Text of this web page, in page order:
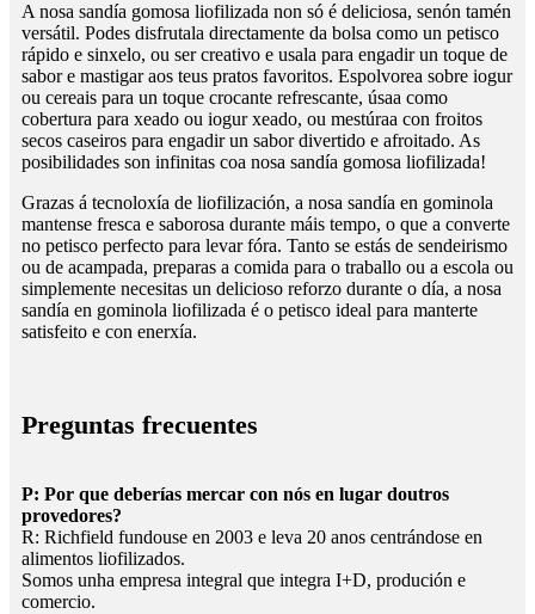
A nosa sandía gomosa liofilizada non só é deliciosa, senón tamén
versátil. Podes disfrutala directamente da bolsa como un petisco
rápido e sinxelo, ou ser creativo e usala para engadir un toque de
sabor e mastigar aos teus pratos favoritos. Espolvorea sobre iogur
ou cereais para un toque crocante refrescante, úsaa como
cobertura para xeado ou iogur xeado, ou mestúraa con froitos
secos caseiros para engadir un sabor divertido e afroitado. As
posibilidades son infinitas coa nosa sandía gomosa liofilizada!
Grazas á tecnoloxía de liofilización, a nosa sandía en gominola
mantense fresca e saborosa durante máis tempo, o que a converte
no petisco perfecto para levar fóra. Tanto se estás de sendeirismo
ou de acampada, preparas a comida para o traballo ou a escola ou
simplemente necesitas un delicioso reforzo durante o día, a nosa
sandía en gominola liofilizada é o petisco ideal para manterte
satisfeito e con enerxía.
Preguntas frecuentes
P: Por que deberías mercar con nós en lugar doutros
provedores?
R: Richfield fundouse en 2003 e leva 20 anos centrándose en
alimentos liofilizados.
Somos unha empresa integral que integra I+D, produción e
comercio.